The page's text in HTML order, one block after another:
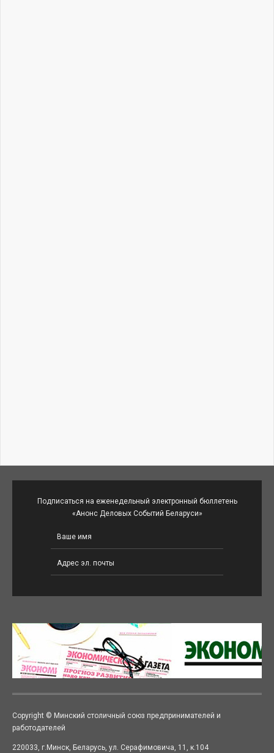
Подписаться на еженедельный электронный бюллетень
«Анонс Деловых Событий Беларуси»
Copyright © Минский столичный союз предпринимателей и
работодателей
220033, г.Минск, Беларусь, ул. Серафимовича, 11, к.104